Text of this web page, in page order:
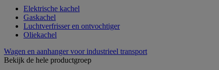
Elektrische kachel
Gaskachel
Luchtverfrisser en ontvochtiger
Oliekachel
Wagen en aanhanger voor industrieel transport
Bekijk de hele productgroep